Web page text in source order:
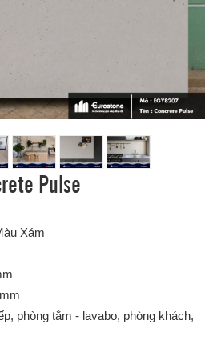
Pulse
Xám
phòng tắm - lavabo, phòng khách,